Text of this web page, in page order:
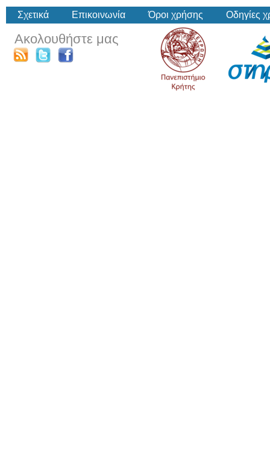
Σχετικά Επικοινωνία Όροι χρήσης Οδηγίες
Ακολουθήστε μας